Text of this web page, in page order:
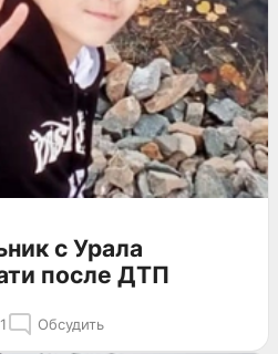
с Урала
после ДТП
1 Обсудить